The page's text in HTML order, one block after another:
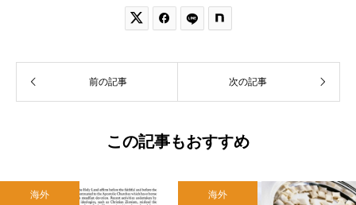
 
前の記事 次の記事
この記事もおすすめ
海外 海外